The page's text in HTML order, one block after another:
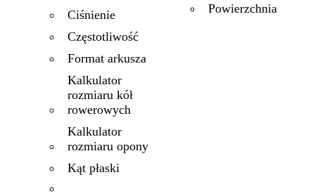
Ciśnienie
Częstotliwość
Format arkusza
Kalkulator
rozmiaru kół
rowerowych
Kalkulator
rozmiaru opony
Kąt płaski
Powierzchnia